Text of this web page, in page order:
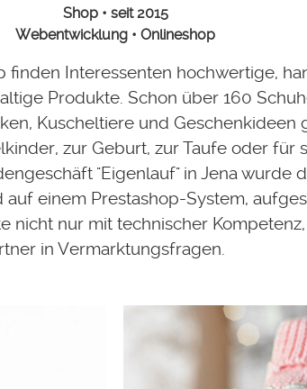
Shop • seit 2015
Webentwicklung • Onlineshop
finden Interessenten hochwertige,
Produkte. Schon über 160
Kuscheltiere und Geschenkideen
zur Geburt, zur Taufe oder für
"Eigenlauf" in Jena wurde
auf einem Prestashop-System,
nicht nur mit technischer
in Vermarktungsfragen.